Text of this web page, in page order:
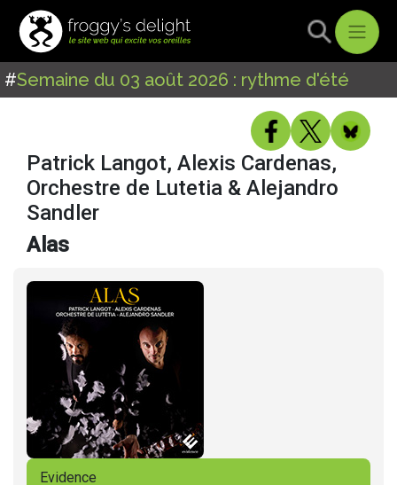
#Semaine du 03 août 2026 : rythme d'été
Patrick Langot, Alexis Cardenas,
Orchestre de Lutetia & Alejandro
Sandler
Alas
Evidence